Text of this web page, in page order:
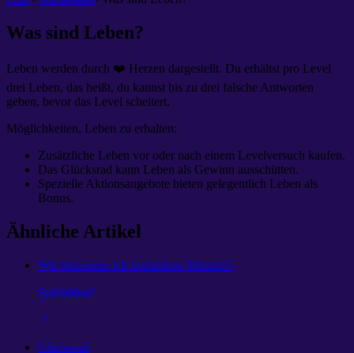
Was sind Leben?
Leben werden durch ❤️ Herzen dargestellt. Du erhältst pro Level
drei Leben, das heißt, du kannst bis zu drei falsche Antworten
geben, bevor das Level scheitert.
Möglichkeiten, Leben zu erhalten:
Zusätzliche Leben vor oder nach einem Levelversuch kaufen.
Das Glücksrad kann Leben als Gewinn ausschütten.
Spezielle Aktionsangebote bieten gelegentlich Leben als
Bonus.
Ähnliche Artikel
Wie bekomme ich kostenlose Münzen?
Spielablauf
Glücksrad